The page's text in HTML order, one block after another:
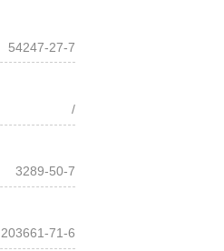
54247-27-7
/
3289-50-7
203661-71-6